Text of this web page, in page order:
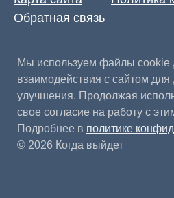
Обратная связь
Мы используем файлы cookie
взаимодействия с сайтом для
улучшения. Продолжая
свое согласие на работу с
Подробнее в политике
© 2026 Когда выйдет